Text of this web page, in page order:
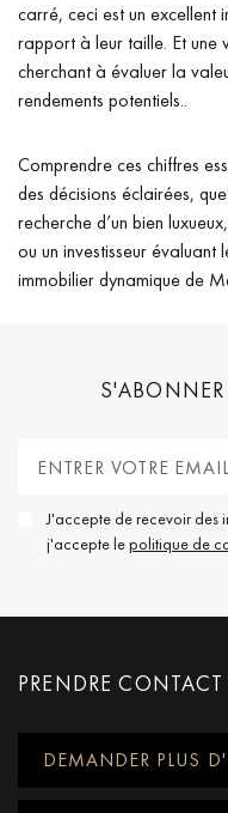
carré, ceci est un excellent
rapport à leur taille. Et une
cherchant à évaluer la
rendements potentiels..
Comprendre ces chiffres
des décisions éclairées,
recherche d’un bien
ou un investisseur évaluant
immobilier dynamique de
J'accepte de recevoir des
j'accepte lepolitique de
PRENDRE CONTACT
DEMANDER PLUS